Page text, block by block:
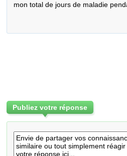
mon total de jours de maladie
Publiez votre réponse